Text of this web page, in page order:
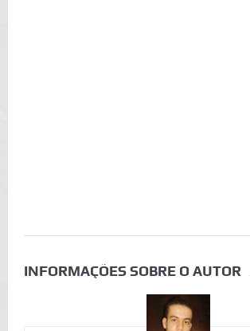
INFORMAÇÕES SOBRE O AUTOR